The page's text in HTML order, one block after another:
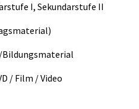
I, Sekundarstufe II
/ Film / Video